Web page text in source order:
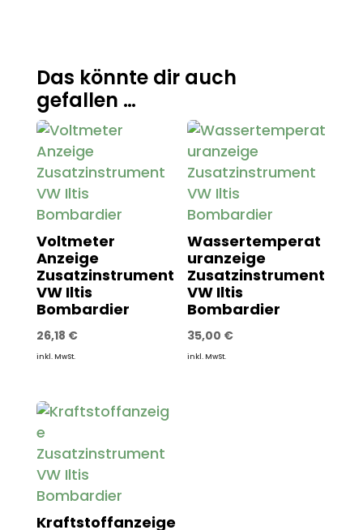
Das könnte dir auch
gefallen …
Voltmeter
Anzeige
Zusatzinstrument
VW Iltis
Bombardier
26,18 €
inkl. MwSt.
Wassertemperat
uranzeige
Zusatzinstrument
VW Iltis
Bombardier
35,00 €
inkl. MwSt.
Kraftstoffanzeige